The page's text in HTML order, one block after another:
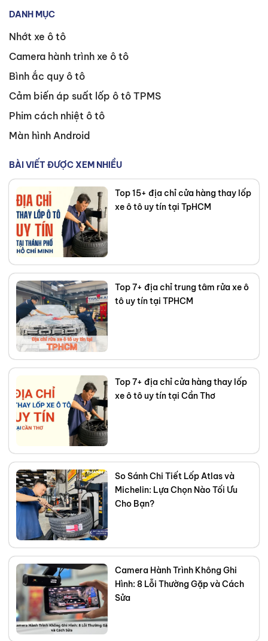
phẩm này. Thông qua các
mình.
DANH MỤC
Nhớt xe ô tô
Camera hành trình xe ô tô
Bình ắc quy ô tô
Cảm biến áp suất lốp ô tô TPMS
Phim cách nhiệt ô tô
Màn hình Android
BÀI VIẾT ĐƯỢC XEM NHIỀU
Top 15+ địa chỉ cửa hàng thay lốp
xe ô tô uy tín tại TpHCM
Top 7+ địa chỉ trung tâm rửa xe ô
tô uy tín tại TPHCM
Top 7+ địa chỉ cửa hàng thay lốp
xe ô tô uy tín tại Cần Thơ
So Sánh Chi Tiết Lốp Atlas và
Michelin: Lựa Chọn Nào Tối Ưu
Cho Bạn?
Camera Hành Trình Không Ghi
Hình: 8 Lỗi Thường Gặp và Cách
Sửa